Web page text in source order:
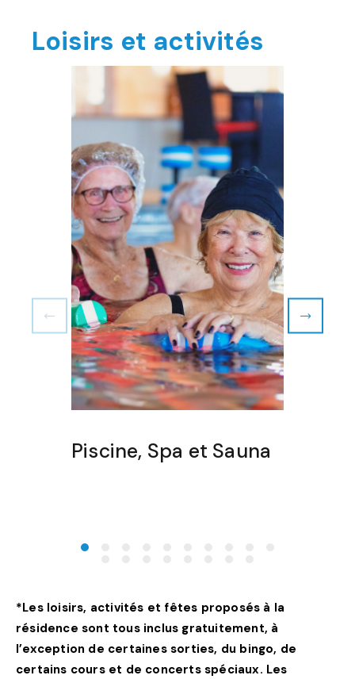
Loisirs et activités
Piscine, Spa et Sauna
*Les loisirs, activités et fêtes proposés à la
résidence sont tous inclus gratuitement, à
l’exception de certaines sorties, du bingo, de
certains cours et de concerts spéciaux. Les